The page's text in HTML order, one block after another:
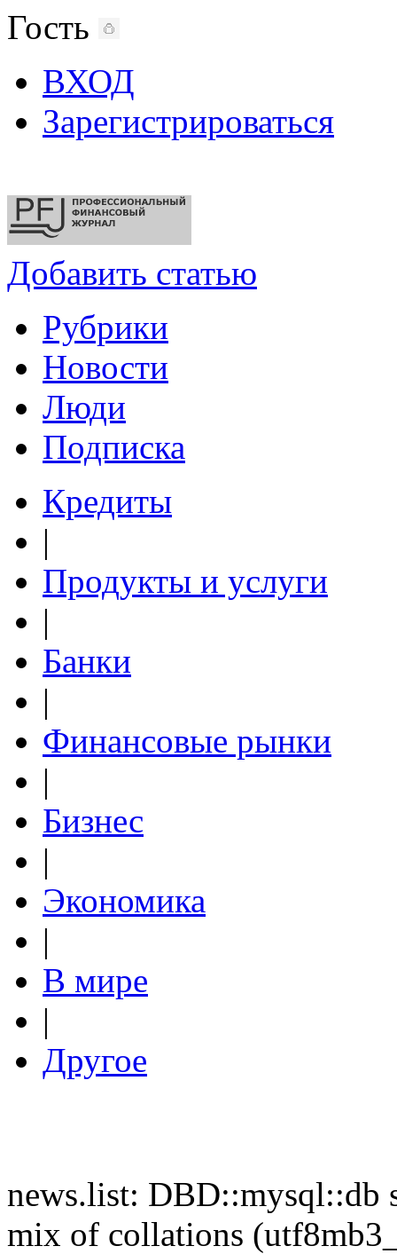
Гость
ВХОД
Зарегистрироваться
Добавить статью
Рубрики
Новости
Люди
Подписка
Кредиты
|
Продукты и услуги
|
Банки
|
Финансовые рынки
|
Бизнес
|
Экономика
|
В мире
|
Другое
news.list: DBD::mysql::db
mix of collations